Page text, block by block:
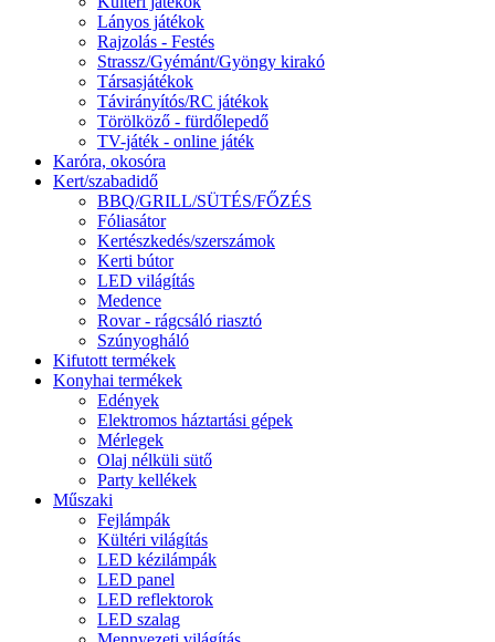
Lányos játékok
Rajzolás - Festés
Strassz/Gyémánt/Gyöngy kirakó
Társasjátékok
Távirányítós/RC játékok
Törölköző - fürdőlepedő
TV-játék - online játék
Karóra, okosóra
Kert/szabadidő
BBQ/GRILL/SÜTÉS/FŐZÉS
Fóliasátor
Kertészkedés/szerszámok
Kerti bútor
LED világítás
Medence
Rovar - rágcsáló riasztó
Szúnyogháló
Kifutott termékek
Konyhai termékek
Edények
Elektromos háztartási gépek
Mérlegek
Olaj nélküli sütő
Party kellékek
Műszaki
Fejlámpák
Kültéri világítás
LED kézilámpák
LED panel
LED reflektorok
LED szalag